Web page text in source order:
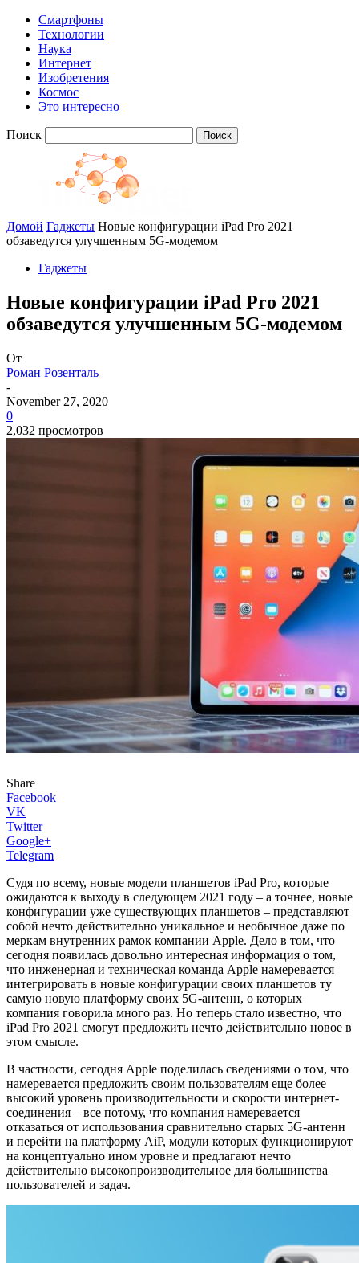
Смартфоны
Технологии
Наука
Интернет
Изобретения
Космос
Это интересно
Поиск
Домой Гаджеты Новые конфигурации iPad Pro 2021
обзаведутся улучшенным 5G-модемом
Гаджеты
Новые конфигурации iPad Pro 2021
обзаведутся улучшенным 5G-модемом
От
Роман Розенталь
-
November 27, 2020
0
2,032 просмотров
Share
Facebook
VK
Twitter
Google+
Telegram
Судя по всему, новые модели планшетов iPad Pro, которые
ожидаются к выходу в следующем 2021 году – а точнее, новые
конфигурации уже существующих планшетов – представляют
собой нечто действительно уникальное и необычное даже по
меркам внутренних рамок компании Apple. Дело в том, что
сегодня появилась довольно интересная информация о том,
что инженерная и техническая команда Apple намеревается
интегрировать в новые конфигурации своих планшетов ту
самую новую платформу своих 5G-антенн, о которых
компания говорила много раз. Но теперь стало известно, что
iPad Pro 2021 смогут предложить нечто действительно новое в
этом смысле.
В частности, сегодня Apple поделилась сведениями о том, что
намеревается предложить своим пользователям еще более
высокий уровень производительности и скорости интернет-
соединения – все потому, что компания намеревается
отказаться от использования сравнительно старых 5G-антенн
и перейти на платформу AiP, модули которых функционируют
на концептуально ином уровне и предлагают нечто
действительно высокопроизводительное для большинства
пользователей и задач.